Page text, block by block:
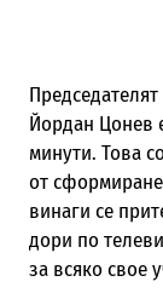
Йордан Цонев
минути. Това
от
винаги се
дори по
за всяко свое